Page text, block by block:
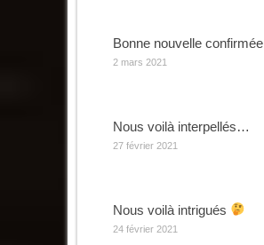
Bonne nouvelle confirmée
2 mars 2021
Nous voilà interpellés…
27 février 2021
Nous voilà intrigués
24 février 2021